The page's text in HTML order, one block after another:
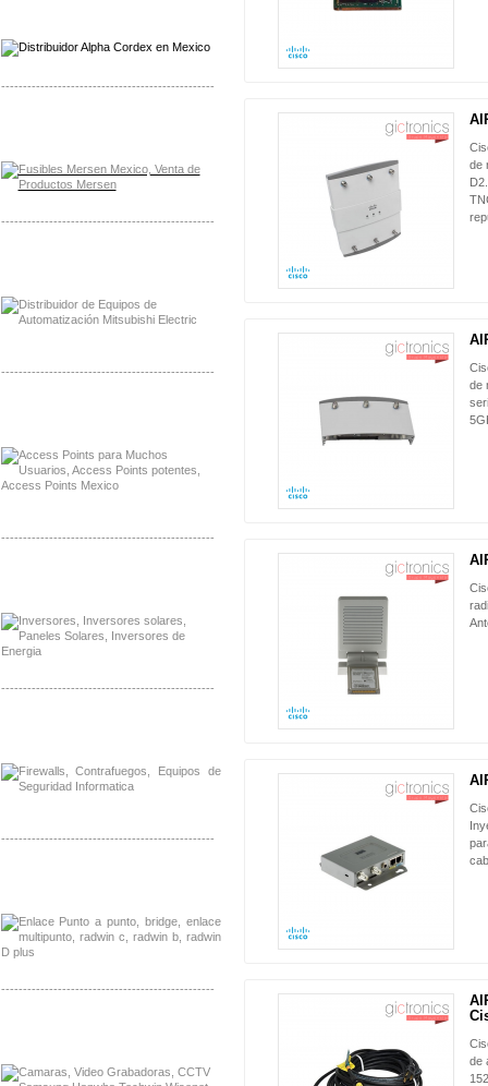
-------------------------------------------------
-------------------------------------------------
-------------------------------------------------
-------------------------------------------------
-------------------------------------------------
-------------------------------------------------
-------------------------------------------------
de
de
de